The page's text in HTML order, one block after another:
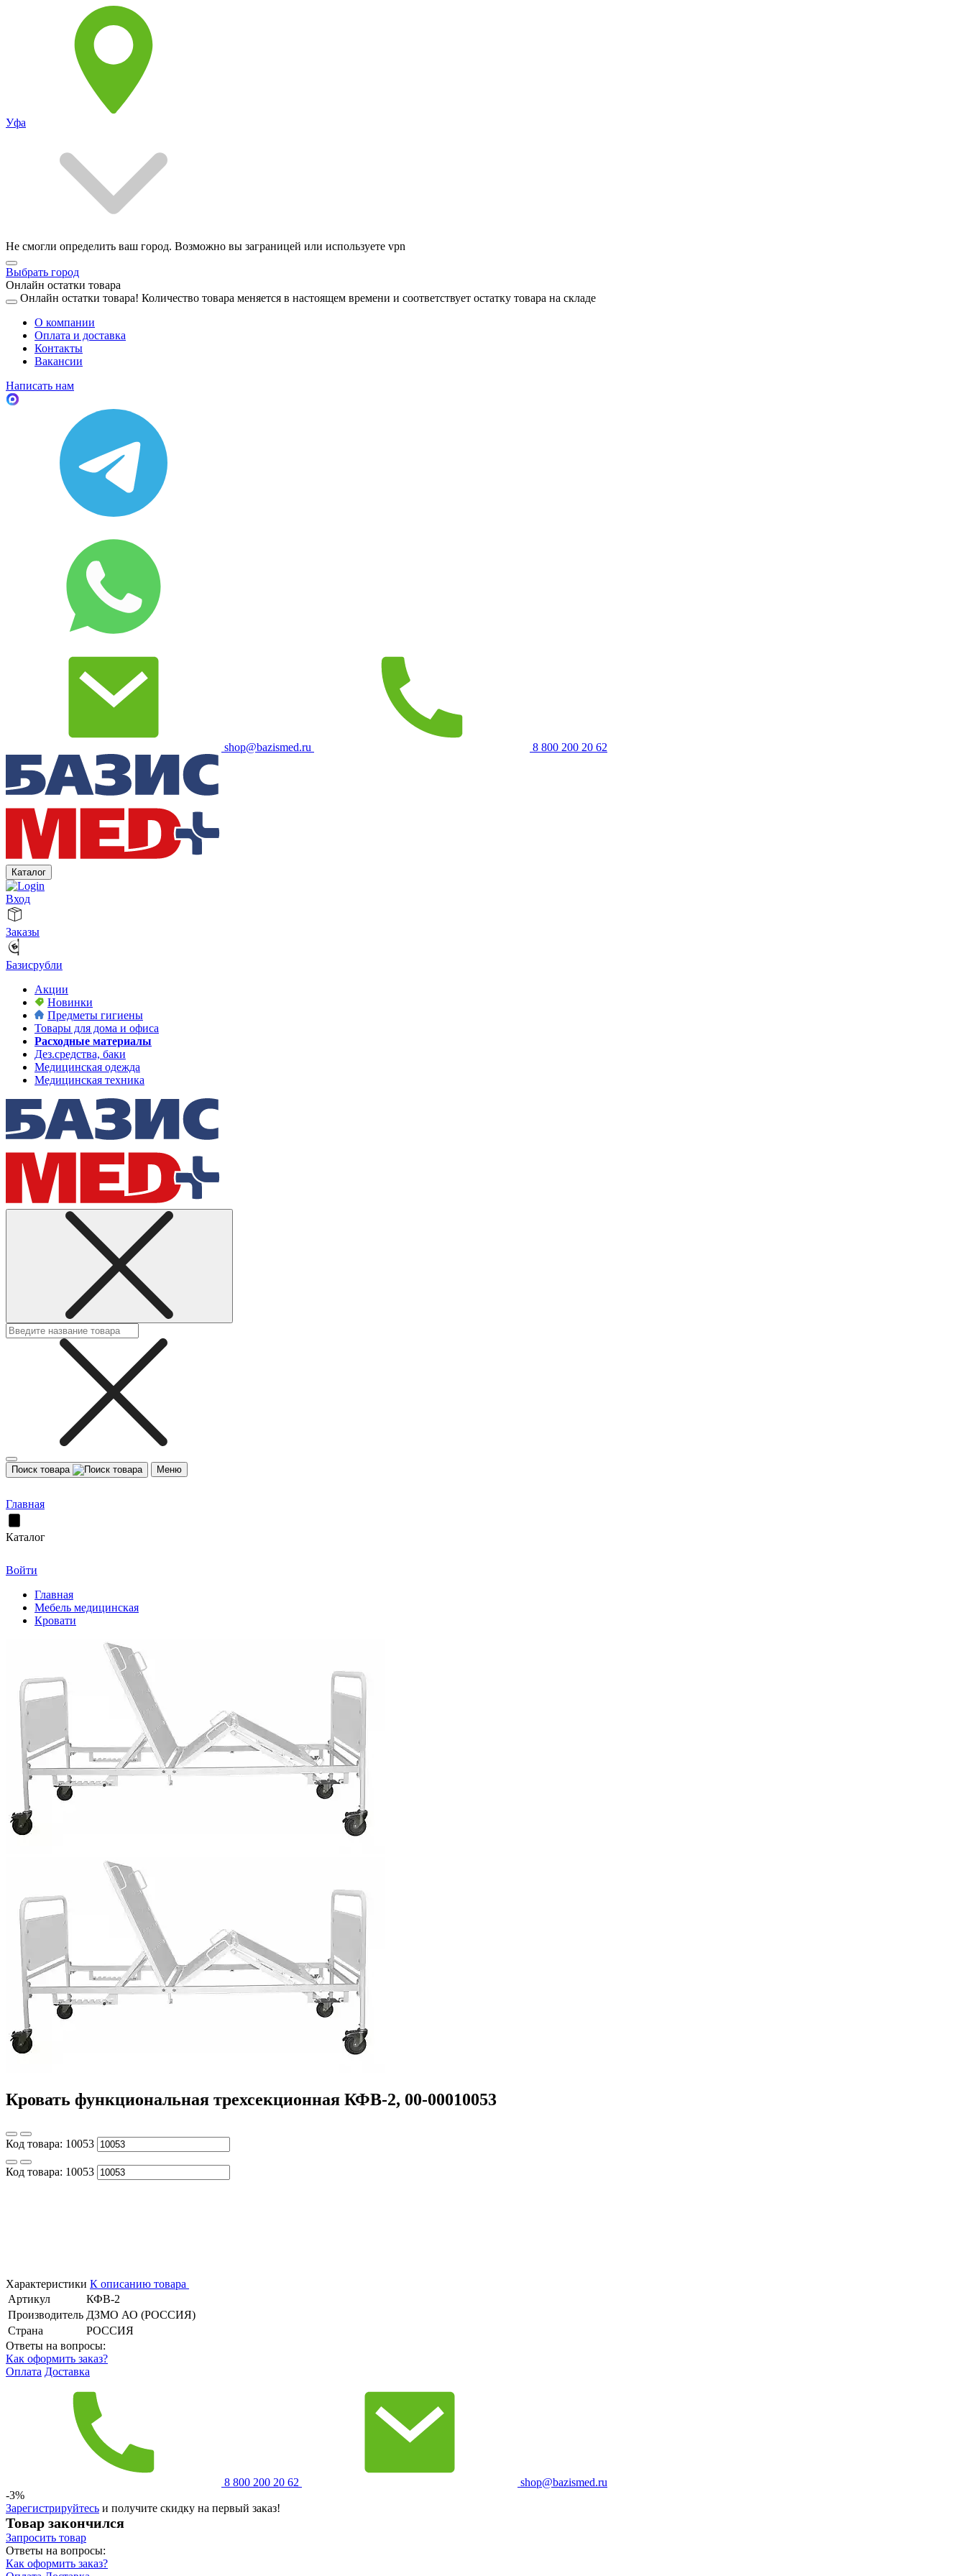
Уфа
Не смогли определить ваш город. Возможно вы заграницей или используете vpn
Выбрать город
Онлайн остатки товара
Онлайн остатки товара! Количество товара меняется в настоящем времени и соответствует остатку товара на складе
О компании
Оплата и доставка
Контакты
Вакансии
Написать нам
shop@bazismed.ru 8 800 200 20 62
Каталог
Вход
Заказы
Базисрубли
Акции
Новинки
Предметы гигиены
Товары для дома и офиса
Расходные материалы
Дез.средства, баки
Медицинская одежда
Медицинская техника
Поиск товара Меню
Главная
Каталог
Войти
Главная
Мебель медицинская
Кровати
Кровать функциональная трехсекционная КФВ-2, 00-00010053
Код товара: 10053
Код товара: 10053
Характеристики К описанию товара
Артикул
КФВ-2
Производитель ДЗМО АО (РОССИЯ)
Страна
РОССИЯ
Ответы на вопросы:
Как оформить заказ?
Оплата Доставка
8 800 200 20 62
shop@bazismed.ru
-3%
Зарегистрируйтесь и получите скидку на первый заказ!
Товар закончился
Запросить товар
Ответы на вопросы:
Как оформить заказ?